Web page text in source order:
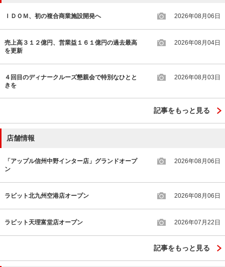
ＩＤＯＭ、初の複合商業施設開発へ 2026年08月06日
売上高３１２億円、営業益１６１億円の過去最高
を更新
2026年08月04日
４回目のディナークルーズ懇親会で特別なひとと
きを
2026年08月03日
記事をもっと見る
店舗情報
「アップル信州中野インター店」グランドオープ
ン
2026年08月06日
ラビット北九州空港店オープン 2026年08月06日
ラビット天理富堂店オープン 2026年07月22日
記事をもっと見る